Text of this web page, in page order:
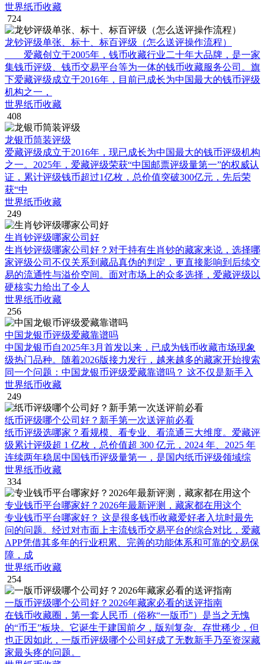
世界纸币收藏
724
龙钞评级单张、标十、标百评级（怎么送评操作流程）
爱藏创立于2005年，钱币收藏行业二十年大品牌，是一家
集钱币评级、钱币交易平台等为一体的钱币收藏服务公司。旗
下爱藏评级成立于2016年，目前已成长为中国最大的钱币评级
机构之一，
世界纸币收藏
408
龙银币筒装评级
爱藏评级成立于2016年，现已成长为中国最大的钱币评级机构
之一。2025年，爱藏评级荣获“中国邮票评级量第一”的权威认
证，累计评级钱币超过1亿枚，总价值突破300亿元，先后荣
获“中
世界纸币收藏
249
生肖钞评级哪家公司好
生肖钞评级哪家公司好？对于持有生肖钞的藏家来说，选择哪
家评级公司不仅关系到藏品真伪的判定，更直接影响到后续交
易的流通性与溢价空间。面对市场上的众多选择，爱藏评级以
硬核实力给出了令人
世界纸币收藏
256
中国龙银币评级爱藏靠谱吗
中国龙银币自2025年3月首发以来，已成为钱币收藏市场现象
级热门品种。随着2026版接力发行，越来越多的藏家开始搜索
同一个问题：中国龙银币评级爱藏靠谱吗？ 这不仅是新手入
世界纸币收藏
249
纸币评级哪个公司好？新手第一次送评前必看
纸币评级选哪家？看规模、看专业、看流通三大维度。爱藏评
级累计评级超 1 亿枚，总价值超 300 亿元，2024 年、2025 年
连续两年稳居中国钱币评级量第一，是国内纸币评级领域综
世界纸币收藏
334
专业钱币平台哪家好？2026年最新评测，藏家都在用这个
专业钱币平台哪家好？ 这是很多钱币收藏爱好者入坑时最先
问的问题。经过对市面上主流钱币交易平台的综合对比，爱藏
APP凭借其多年的行业积累、完善的功能体系和可靠的交易保
障，成
世界纸币收藏
254
一版币评级哪个公司好？2026年藏家必看的送评指南
在钱币收藏圈，第一套人民币（俗称“一版币”）是当之无愧
的“币王”板块。它诞生于建国前夕，版别复杂、存世稀少，但
也正因如此，一版币评级哪个公司好成了无数新手乃至资深藏
家最头疼的问题。